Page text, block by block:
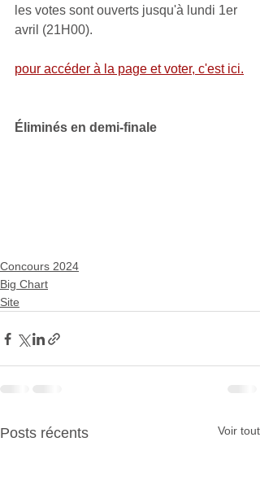
les votes sont ouverts jusqu'à lundi 1er
avril (21H00).
pour accéder à la page et voter, c'est ici.
Éliminés en demi-finale
Concours 2024
Big Chart
Site
Posts récents Voir tout